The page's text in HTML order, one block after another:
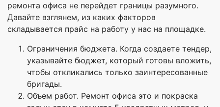
ремонта офиса не перейдет границы разумного.
Давайте взглянем, из каких факторов
складывается прайс на работу у нас на площадке.
Ограничения бюджета. Когда создаете тендер,
указывайте бюджет, который готовы вложить,
чтобы откликались только заинтересованные
бригады.
Объем работ. Ремонт офиса это и покраска